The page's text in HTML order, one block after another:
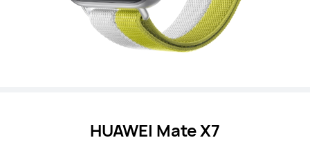
HUAWEI Mate X7